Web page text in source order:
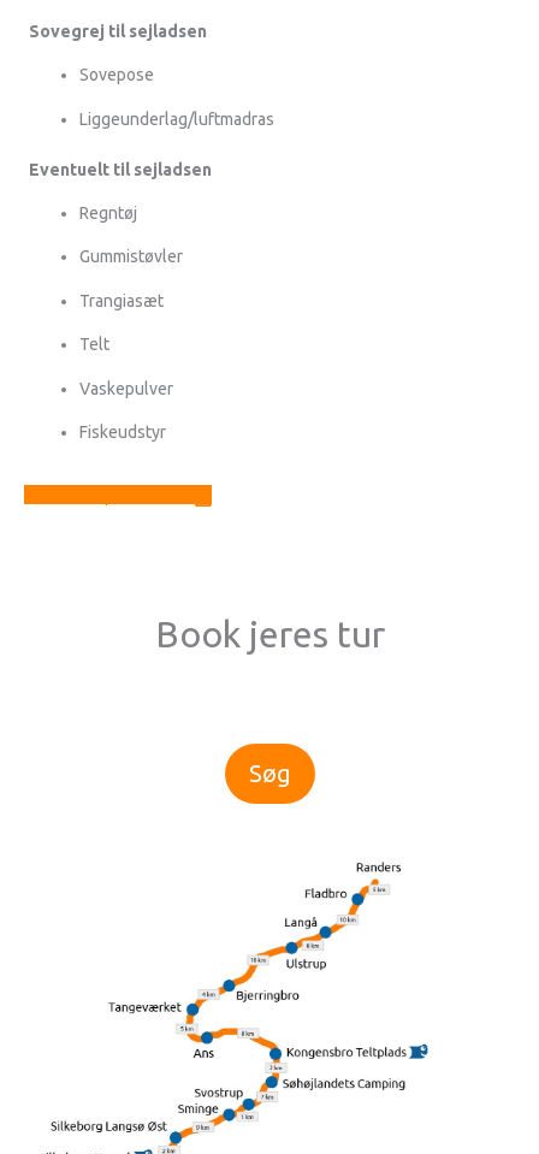
Sovegrej til sejladsen
Sovepose
Liggeunderlag/luftmadras
Eventuelt til sejladsen
Regntøj
Gummistøvler
Trangiasæt
Telt
Vaskepulver
Fiskeudstyr
Book jeres tur
Søg